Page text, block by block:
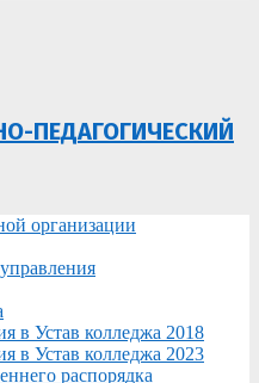
ПЕДАГОГИЧЕСКИЙ
организации
в Устав колледжа 2018
в Устав колледжа 2023
распорядка